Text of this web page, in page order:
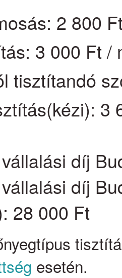
2 800
3 000 Ft /
tisztítandó
3
díj
díj
28 000 Ft
esetén.